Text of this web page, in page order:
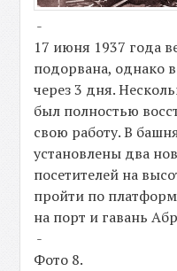
-
17 июня 1937 года
подорвана, однако
через 3 дня.
был полностью
свою работу. В
установлены два
посетителей на
пройти по
на порт и гавань
-
Фото 8.